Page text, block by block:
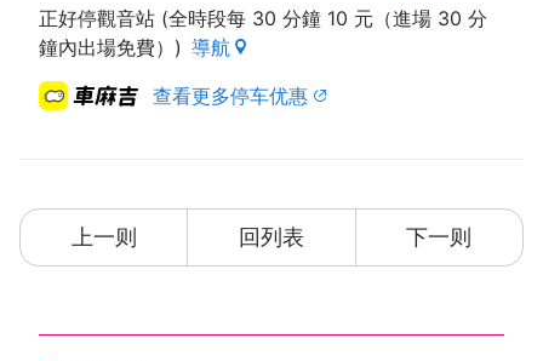
正好停觀音站 (全時段每 30 分鐘 10 元（進場 30 分
鐘內出場免費）) 導航
查看更多停车优惠
上一则 回列表 下一则